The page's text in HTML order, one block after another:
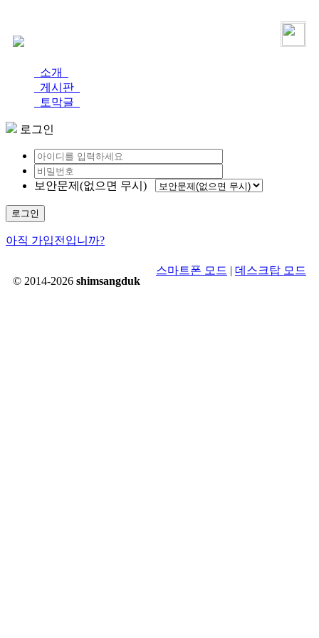
소개
게시판
토막글
로그인
보안문제(없으면 무시)
로그인
아직 가입전입니까?
© 2014-2026 shimsangduk
스마트폰 모드 | 데스크탑 모드